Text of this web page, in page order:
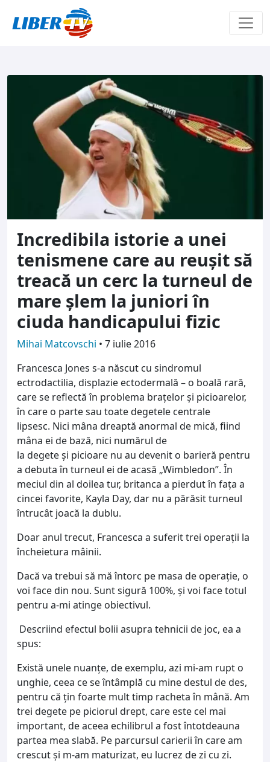
Incredibila istorie a unei
tenismene care au reuşit să
treacă un cerc la turneul de
mare şlem la juniori în
ciuda handicapului fizic
Mihai Matcovschi • 7 iulie 2016
Francesca Jones s-a născut cu sindromul
ectrodactilia, displazie ectodermală – o boală rară,
care se reflectă în problema brațelor și picioarelor,
în care o parte sau toate degetele centrale
lipsesc. Nici mâna dreaptă anormal de mică, fiind
mâna ei de bază, nici numărul de
la degete şi picioare nu au devenit o barieră pentru
a debuta în turneul ei de acasă „Wimbledon”. În
meciul din al doilea tur, britanca a pierdut în faţa a
cincei favorite, Kayla Day, dar nu a părăsit turneul
întrucât joacă la dublu.
Doar anul trecut, Francesca a suferit trei operații la
încheietura mâinii.
Dacă va trebui să mă întorc pe masa de operație, o
voi face din nou. Sunt sigură 100%, și voi face totul
pentru a-mi atinge obiectivul.
Descriind efectul bolii asupra tehnicii de joc, ea a
spus:
Există unele nuanțe, de exemplu, azi mi-am rupt o
unghie, ceea ce se întâmplă cu mine destul de des,
pentru că ţin foarte mult timp racheta în mână. Am
trei degete pe piciorul drept, care este cel mai
important, de aceea echilibrul a fost întotdeauna
partea mea slabă. Pe parcursul carierii în care am
crescut şi m-am maturizat, eu lucrez de zi cu zi.